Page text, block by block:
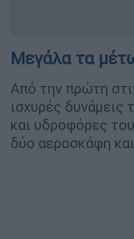
Μεγάλα τα
Από την πρώτη
ισχυρές
και υδροφόρες του
δύο αεροσκάφη